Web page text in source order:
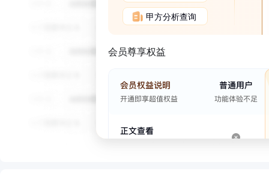
甲方分析查询
会员尊享权益